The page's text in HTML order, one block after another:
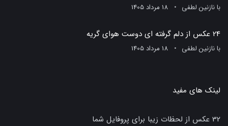
بانازنین لطفی 18 مرداد 1405
24 عکس از دلم گرفته ای دوست هوای گریه
بانازنین لطفی 18 مرداد 1405
لینک های مفید
32 عکس از لحظات زیبا برای پروفایل شما